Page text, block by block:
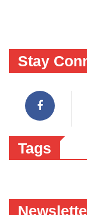
Stay
Tags